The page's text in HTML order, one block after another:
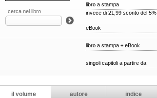
cerca nel libro
libro a stampa
invece di 21,99 sconto del 5%.
eBook
libro a stampa + eBook
singoli capitoli a partire da
il volume autore indice